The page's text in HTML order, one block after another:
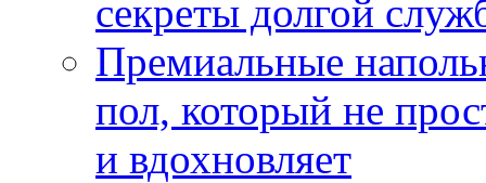
секреты долгой
Премиальные
пол, который не
и вдохновляет